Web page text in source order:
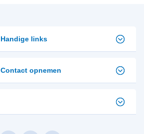
Handige links
Contact opnemen